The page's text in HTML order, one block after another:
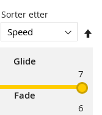
Glide
7
Fade
6
Sorter etter